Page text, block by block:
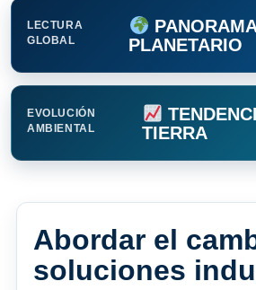
LECTURA
GLOBAL
PLANETARIO
EVOLUCIÓN
AMBIENTAL
TIERRA
Abordar el
soluciones